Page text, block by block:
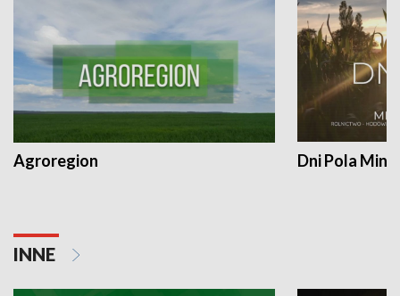
Agroregion Dni Pola
INNE